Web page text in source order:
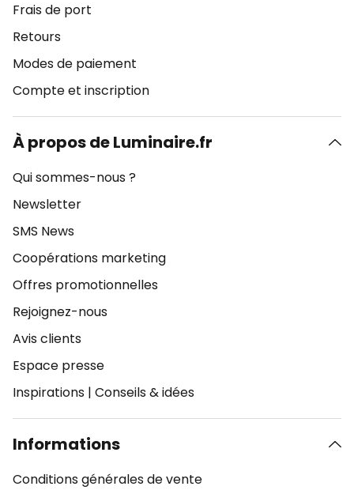
Frais de port
Retours
Modes de paiement
Compte et inscription
À propos de Luminaire.fr
Qui sommes-nous ?
Newsletter
SMS News
Coopérations marketing
Offres promotionnelles
Rejoignez-nous
Avis clients
Espace presse
Inspirations | Conseils & idées
Informations
Conditions générales de vente